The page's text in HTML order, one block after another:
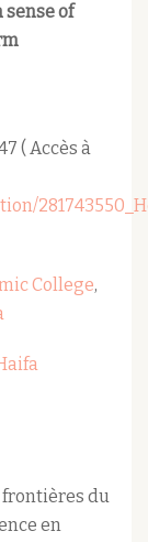
sense of
( Accès à
College,
frontières du
en